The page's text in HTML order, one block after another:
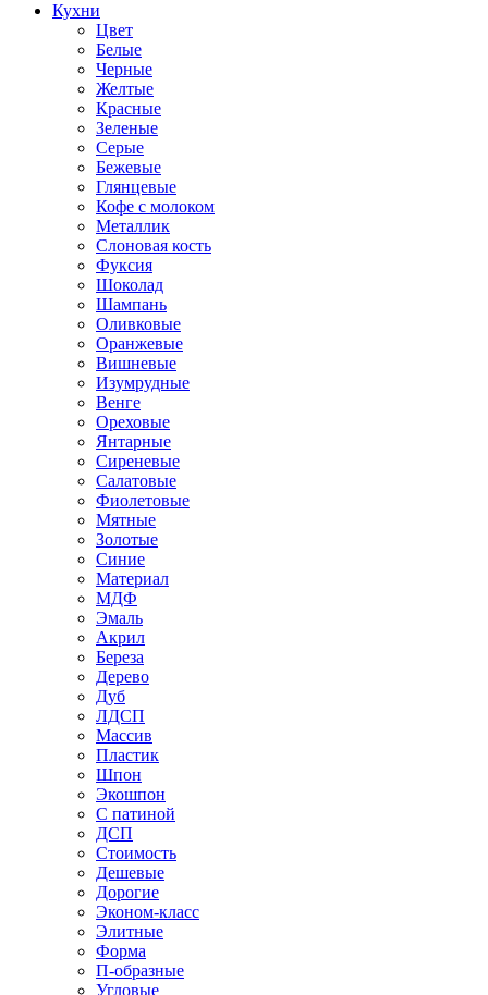
Кухни
Цвет
Белые
Черные
Желтые
Красные
Зеленые
Серые
Бежевые
Глянцевые
Кофе с молоком
Металлик
Слоновая кость
Фуксия
Шоколад
Шампань
Оливковые
Оранжевые
Вишневые
Изумрудные
Венге
Ореховые
Янтарные
Сиреневые
Салатовые
Фиолетовые
Мятные
Золотые
Синие
Материал
МДФ
Эмаль
Акрил
Береза
Дерево
Дуб
ЛДСП
Массив
Пластик
Шпон
Экошпон
С патиной
ДСП
Стоимость
Дешевые
Дорогие
Эконом-класс
Элитные
Форма
П-образные
Угловые